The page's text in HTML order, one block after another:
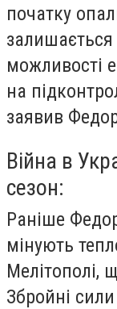
початку
залишається
можливості
на
заявив
Війна в
сезон:
Раніше
мінують
Мелітополі,
Збройні